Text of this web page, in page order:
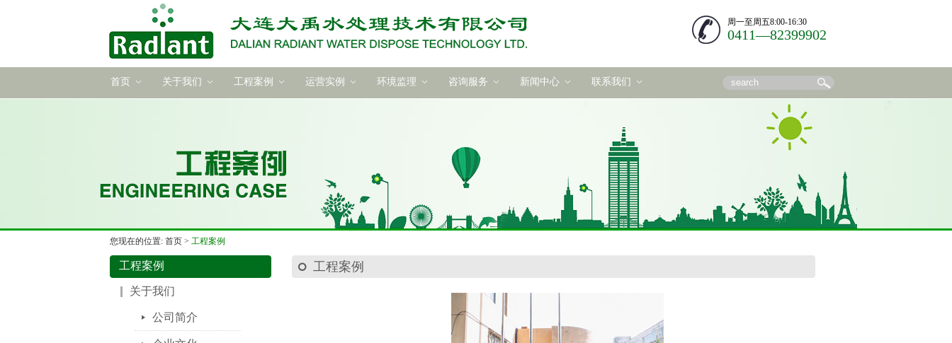
周一至周五8:00-16:30
0411—82399902
首页 关于我们 工程案例 运营实例 环境监理 咨询服务 新闻中心 联系我们
您现在的位置: 首页 > 工程案例
工程案例
关于我们
公司简介
工程案例